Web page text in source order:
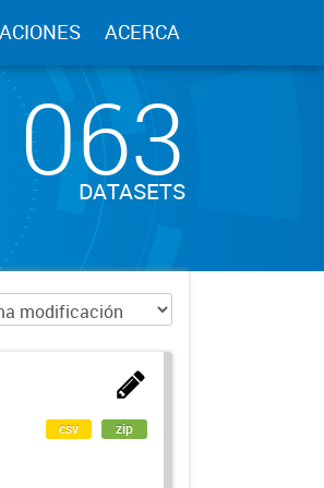
ACERCA
063
DATASETS
csv zip